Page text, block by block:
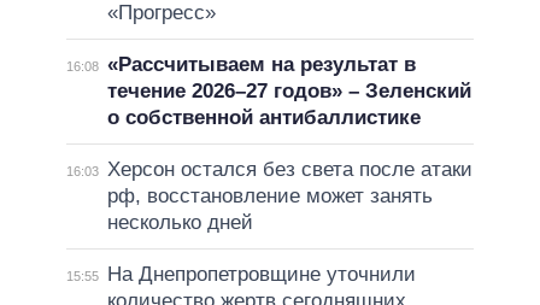
«Прогресс»
16:08 «Рассчитываем на результат в
течение 2026–27 годов» – Зеленский
о собственной антибаллистике
16:03 Херсон остался без света после атаки
рф, восстановление может занять
несколько дней
15:55
На Днепропетровщине уточнили